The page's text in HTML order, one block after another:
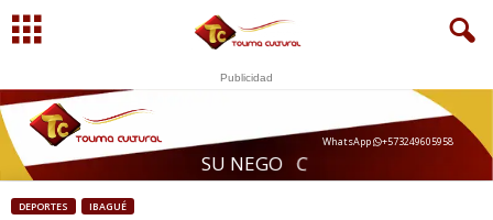
Publicidad
SU NEGO IO
WhatsApp +573249605958
DEPORTES IBAGUÉ